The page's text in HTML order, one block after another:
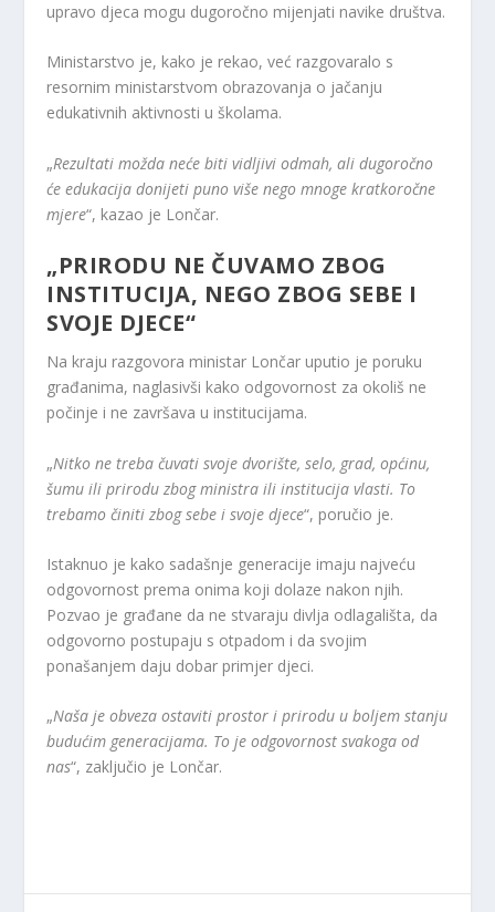
upravo djeca mogu dugoročno mijenjati navike društva.
Ministarstvo je, kako je rekao, već razgovaralo s
resornim ministarstvom obrazovanja o jačanju
edukativnih aktivnosti u školama.
„Rezultati možda neće biti vidljivi odmah, ali dugoročno
će edukacija donijeti puno više nego mnoge kratkoročne
mjere“, kazao je Lončar.
„PRIRODU NE ČUVAMO ZBOG
INSTITUCIJA, NEGO ZBOG SEBE I
SVOJE DJECE“
Na kraju razgovora ministar Lončar uputio je poruku
građanima, naglasivši kako odgovornost za okoliš ne
počinje i ne završava u institucijama.
„Nitko ne treba čuvati svoje dvorište, selo, grad, općinu,
šumu ili prirodu zbog ministra ili institucija vlasti. To
trebamo činiti zbog sebe i svoje djece“, poručio je.
Istaknuo je kako sadašnje generacije imaju najveću
odgovornost prema onima koji dolaze nakon njih.
Pozvao je građane da ne stvaraju divlja odlagališta, da
odgovorno postupaju s otpadom i da svojim
ponašanjem daju dobar primjer djeci.
„Naša je obveza ostaviti prostor i prirodu u boljem stanju
budućim generacijama. To je odgovornost svakoga od
nas“, zaključio je Lončar.